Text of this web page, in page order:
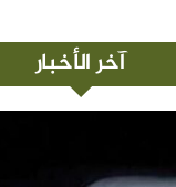
آخر الأخبار